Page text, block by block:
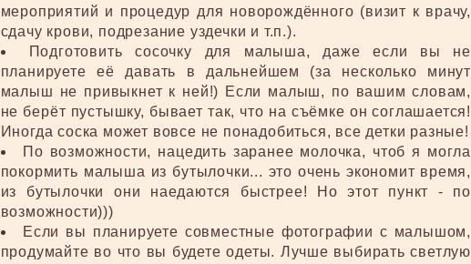
мероприятий и процедур для новорождённого (визит к врачу,
сдачу крови, подрезание уздечки и т.п.).
Подготовить сосочку для малыша, даже если вы не
планируете её давать в дальнейшем (за несколько минут
малыш не привыкнет к ней!) Если малыш, по вашим словам,
не берёт пустышку, бывает так, что на съёмке он соглашается!
Иногда соска может вовсе не понадобиться, все детки разные!
По возможности, нацедить заранее молочка, чтоб я могла
покормить малыша из бутылочки... это очень экономит время,
из бутылочки они наедаются быстрее! Но этот пункт - по
возможности)))
Если вы планируете совместные фотографии с малышом,
продумайте во что вы будете одеты. Лучше выбирать светлую